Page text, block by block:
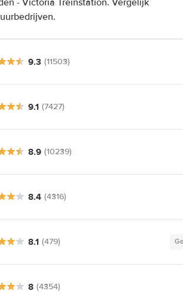
9.3 (11503)
9.1 (7427)
8.9 (10239)
8.4 (4316)
8.1 (479)
8 (4354)